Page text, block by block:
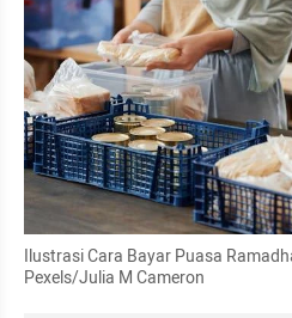
Ilustrasi Cara Bayar Puasa
Pexels/Julia M Cameron